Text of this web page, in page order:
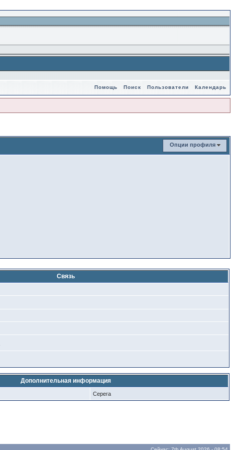
Помощь Поиск Пользователи Календарь
Опции профиля
Связь
Дополнительная информация
Серега